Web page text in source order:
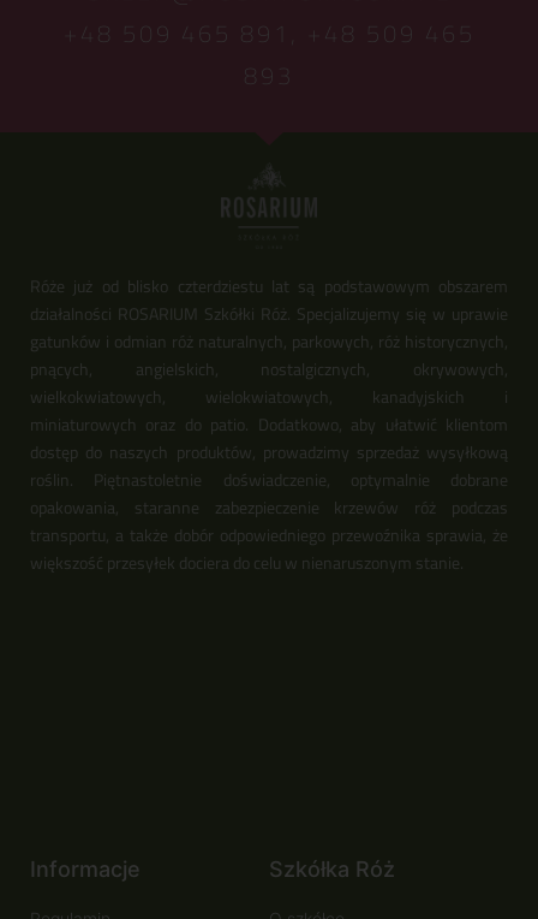
+48 509 465 891,
+48 509 465
893
Róże już od blisko czterdziestu lat są podstawowym obszarem
działalności ROSARIUM Szkółki Róż. Specjalizujemy się w uprawie
gatunków i odmian róż naturalnych, parkowych, róż historycznych,
pnących, angielskich, nostalgicznych, okrywowych,
wielkokwiatowych, wielokwiatowych, kanadyjskich i
miniaturowych oraz do patio. Dodatkowo, aby ułatwić klientom
dostęp do naszych produktów, prowadzimy sprzedaż wysyłkową
roślin. Piętnastoletnie doświadczenie, optymalnie dobrane
opakowania, staranne zabezpieczenie krzewów róż podczas
transportu, a także dobór odpowiedniego przewoźnika sprawia, że
większość przesyłek dociera do celu w nienaruszonym stanie.
Informacje Szkółka Róż